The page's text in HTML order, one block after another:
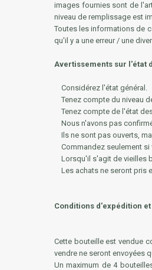
images fournies sont de
niveau de remplissage est
Toutes les informations de
qu'il y a une erreur / une
Avertissements sur l'état
Considérez l'état général.
Tenez compte du niveau
Tenez compte de l'état
Nous n'avons pas
Ils ne sont pas ouverts,
Commandez seulement si
Lorsqu'il s'agit de vieilles
Les achats ne seront pris
Conditions d'expédition
Cette bouteille est vendue
vendre ne seront envoyées
Un maximum de 4